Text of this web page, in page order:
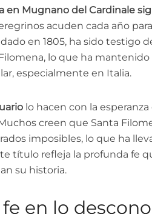
en Mugnano del Cardinale
acuden cada año
en 1805, ha sido testigo
lo que ha
especialmente en Italia.
lo hacen con la
creen que Santa
imposibles, lo que ha
título refleja la profunda fe
su historia.
en lo